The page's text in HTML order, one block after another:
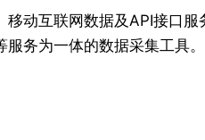
移动互联网数据及API接口
服务为一体的数据采集工具